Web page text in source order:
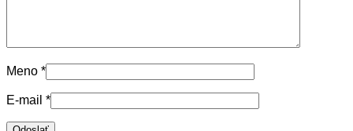
Meno *
E-mail *